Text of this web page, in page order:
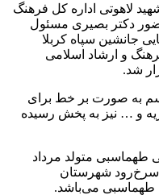
لاهوتی اداره کل فرهنگ
دکتر بصیری مسئول
جانشین سپاه کربلا
و ارشاد اسلامی
شد.
به صورت بر خط برای
و … نیز به پخش رسیده
طهماسبی متولد مرداد
سرخ‌رود شهرستان
طهماسبی می‌باشد.